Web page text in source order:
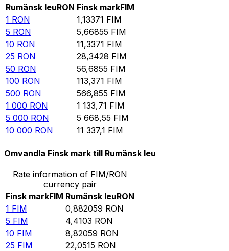
Rumänsk leuRON Finsk markFIM
1 RON 1,13371 FIM
5 RON 5,66855 FIM
10 RON 11,3371 FIM
25 RON 28,3428 FIM
50 RON 56,6855 FIM
100 RON 113,371 FIM
500 RON 566,855 FIM
1 000 RON 1 133,71 FIM
5 000 RON 5 668,55 FIM
10 000 RON 11 337,1 FIM
Omvandla Finsk mark till Rumänsk leu
Rate information of FIM/RON
currency pair
Finsk markFIM Rumänsk leuRON
1 FIM 0,882059 RON
5 FIM 4,4103 RON
10 FIM 8,82059 RON
25 FIM 22,0515 RON